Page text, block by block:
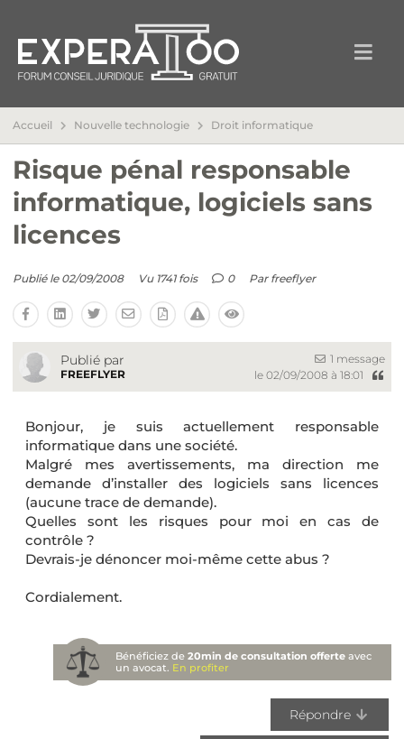
Accueil Nouvelle technologie Droit informatique
Risque pénal responsable
informatique, logiciels sans
licences
Publié le 02/09/2008 Vu 1741 fois 0 Par freeflyer
Publié par
FREEFLYER
1 message
le 02/09/2008 à 18:01
Bonjour, je suis actuellement responsable
informatique dans une société.
Malgré mes avertissements, ma direction me
demande d’installer des logiciels sans licences
(aucune trace de demande).
Quelles sont les risques pour moi en cas de
contrôle ?
Devrais-je dénoncer moi-même cette abus ?
Cordialement.
Bénéficiez de20min de consultation offerte avec
un avocat. En profiter
Répondre